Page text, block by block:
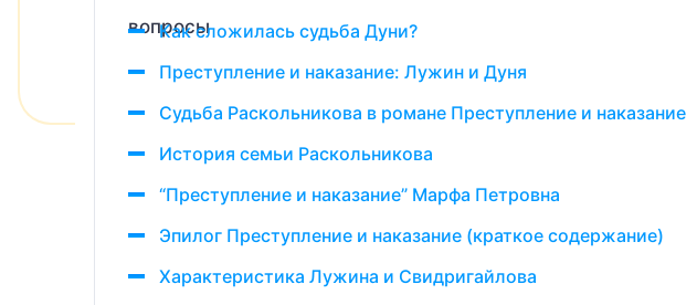
Как сложилась судьба Дуни?
Преступление и наказание: Лужин и Дуня
Судьба Раскольникова в романе Преступление и наказание
История семьи Раскольникова
“Преступление и наказание” Марфа Петровна
Эпилог Преступление и наказание (краткое содержание)
Характеристика Лужина и Свидригайлова